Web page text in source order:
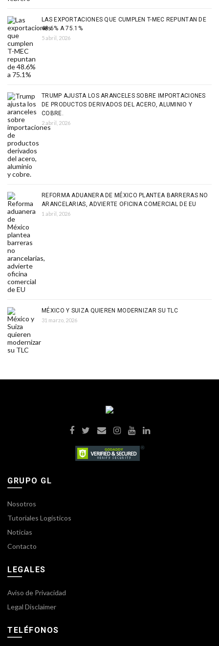
LAS EXPORTACIONES QUE CUMPLEN T-MEC REPUNTAN DE
48.6% A 75.1%
5 abril, 2026
TRUMP AJUSTA LOS ARANCELES SOBRE IMPORTACIONES
DE PRODUCTOS DERIVADOS DEL ACERO, ALUMINIO Y
COBRE.
2 abril, 2026
REFORMA ADUANERA DE MÉXICO PLANTEA BARRERAS NO
ARANCELARIAS, ADVIERTE OFICINA COMERCIAL DE EU
1 abril, 2026
MÉXICO Y SUIZA QUIEREN MODERNIZAR SU TLC
31 marzo, 2026
GRUPO GL
Nosotros
Tutoriales Logísticos
Noticias
Contacto
LEGALES
Aviso de Privacidad
Legal Disclaimer
TELÉFONOS